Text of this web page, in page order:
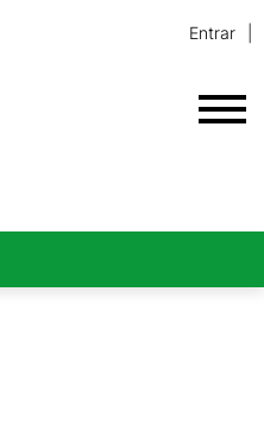
Entrar